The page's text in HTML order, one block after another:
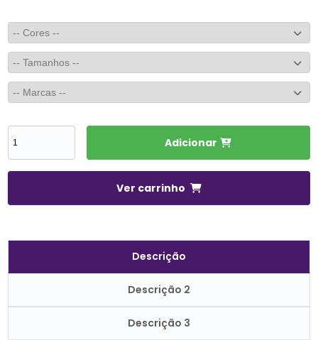
Adicionar
Ver carrinho
Descrição
Descrição 2
Descrição 3